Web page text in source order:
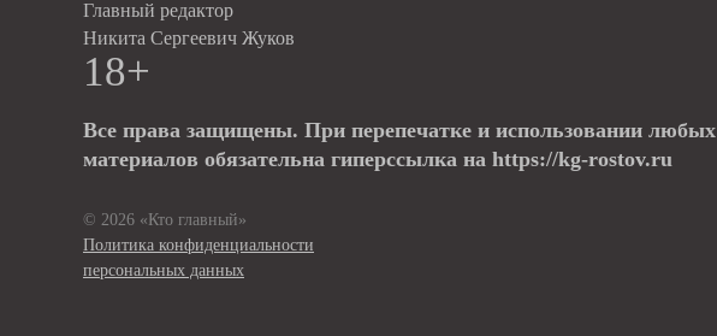
Главный редактор
Никита Сергеевич Жуков
18+
Все права защищены. При перепечатке и использовании любых
материалов обязательна гиперссылка на https://kg-rostov.ru
© 2026 «Кто главный»
Политика конфиденциальности
персональных данных